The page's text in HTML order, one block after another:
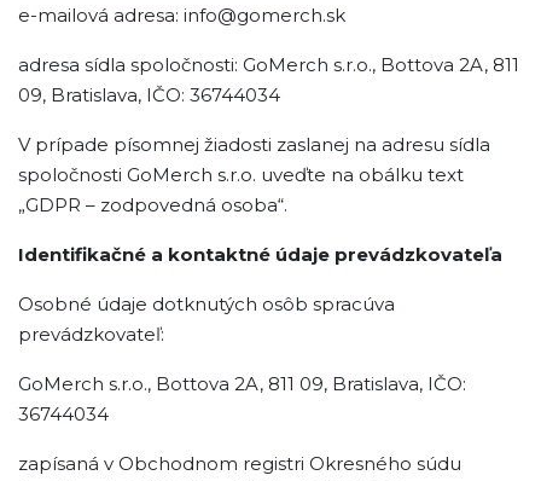
e-mailová adresa: info@gomerch.sk
adresa sídla spoločnosti: GoMerch s.r.o., Bottova 2A, 811
09, Bratislava, IČO: 36744034
V prípade písomnej žiadosti zaslanej na adresu sídla
spoločnosti GoMerch s.r.o. uveďte na obálku text
„GDPR – zodpovedná osoba“.
Identifikačné a kontaktné údaje prevádzkovateľa
Osobné údaje dotknutých osôb spracúva
prevádzkovateľ:
GoMerch s.r.o., Bottova 2A, 811 09, Bratislava, IČO:
36744034
zapísaná v Obchodnom registri Okresného súdu